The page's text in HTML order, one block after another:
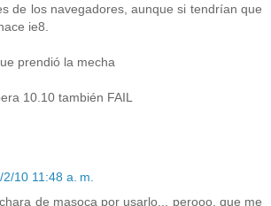
de los navegadores, aunque si tendrían que
ie8.
prendió la mecha
10.10 también FAIL
2/10 11:48 a. m.
de masoca por usarlo... perooo, que me